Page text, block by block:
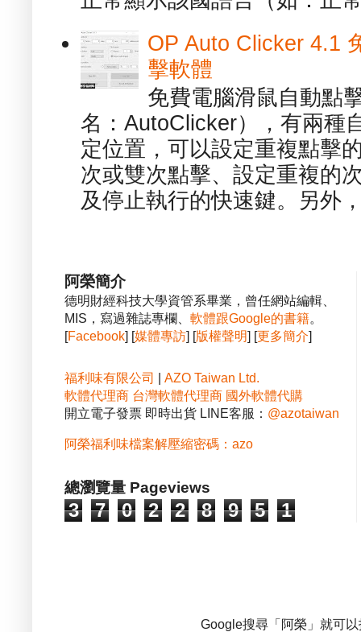
OP Auto Clicker 4.1
擊軟體
免費電腦滑鼠自動點
名：AutoClicker），有兩種
定位置，可以設定重複點擊
次或雙次點擊、設定重複的
及停止執行的快速鍵。另外
阿榮簡介
德明財經科技大學資管系畢業，曾任網站編輯、
MIS，寫過雜誌專欄、 軟體跟Google的書籍。
[Facebook] [媒體專訪] [版權聲明] [更多簡介]
福利味有限公司
AZO Taiwan Ltd.
軟體代理商 台灣軟體代理商 國外軟體代購
開立電子發票 即時出貨 LINE客服： @azotaiwan
阿榮福利味檔案解壓縮密碼：azo
總瀏覽量 Pageviews
3 7 0 2 2 8 9 5 1
Google搜尋「阿榮」就可